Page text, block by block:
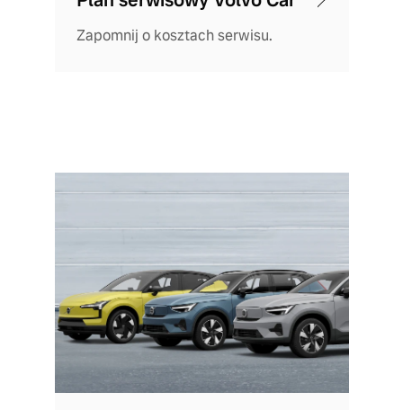
Zapomnij o kosztach serwisu.